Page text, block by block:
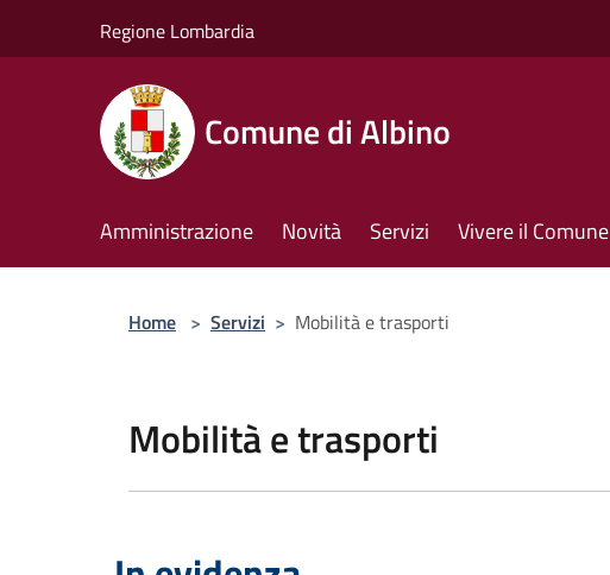
Regione Lombardia
Comune di Albino
Amministrazione Novità Servizi Vivere il Comune
Home > Servizi > Mobilità e trasporti
Mobilità e trasporti